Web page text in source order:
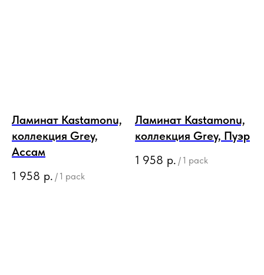
Ламинат Kastamonu,
коллекция Grey,
Ассам
1 958 р. / 1 pack
Ламинат Kastamonu,
коллекция Grey, Пуэр
1 958 р. / 1 pack